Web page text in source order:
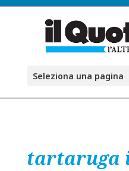
Seleziona una pagina
tartaruga